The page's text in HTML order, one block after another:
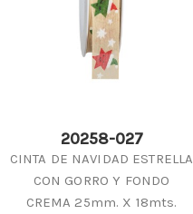
20258-027
CINTA DE NAVIDAD ESTRELLA
CON GORRO Y FONDO
CREMA 25mm. X 18mts.